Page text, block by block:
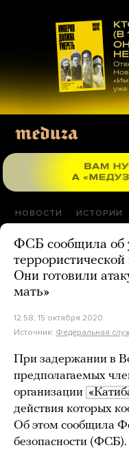
материалам
НОВОСТИ ИСТОРИИ
ФСБ сообщила об
Они готовили
мать»
12:58, 15 октября 2020
Источник: Федеральная
При задержании в
предполагаемых
организации
действия которых
Об этом сообщила
безопасности (ФСБ).